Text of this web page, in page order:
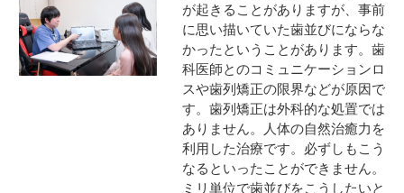
が起きることがありますが、事前
に思い描いていた歯並びにならな
かったということがあります。歯
科医師とのコミュニケーションロ
スや歯列矯正の限界などが原因で
す。歯列矯正は外科的な処置では
ありません。人体の自然治癒力を
利用した治療です。必ずしもこう
なるといったことができません。
ミリ単位で歯並びをこうしたいと